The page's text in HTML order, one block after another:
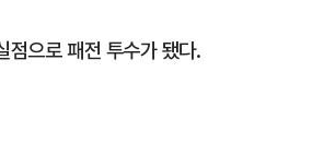
으로 패전 투수가 됐다.